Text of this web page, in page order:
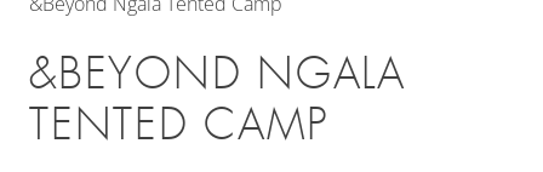
&BEYOND NGALA
TENTED CAMP